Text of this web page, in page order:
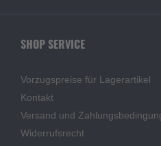
SHOP SERVICE
Vorzugspreise für Lagerartikel
Kontakt
Versand und
Widerrufsrecht